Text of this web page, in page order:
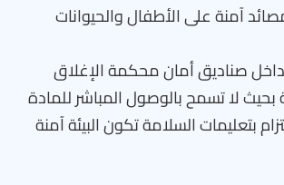
آمنة على الأطفال والحيوانات
صناديق أمان محكمة الإغلاق
لا تسمح بالوصول المباشر للمادة
بتعليمات السلامة تكون البيئة آمنة